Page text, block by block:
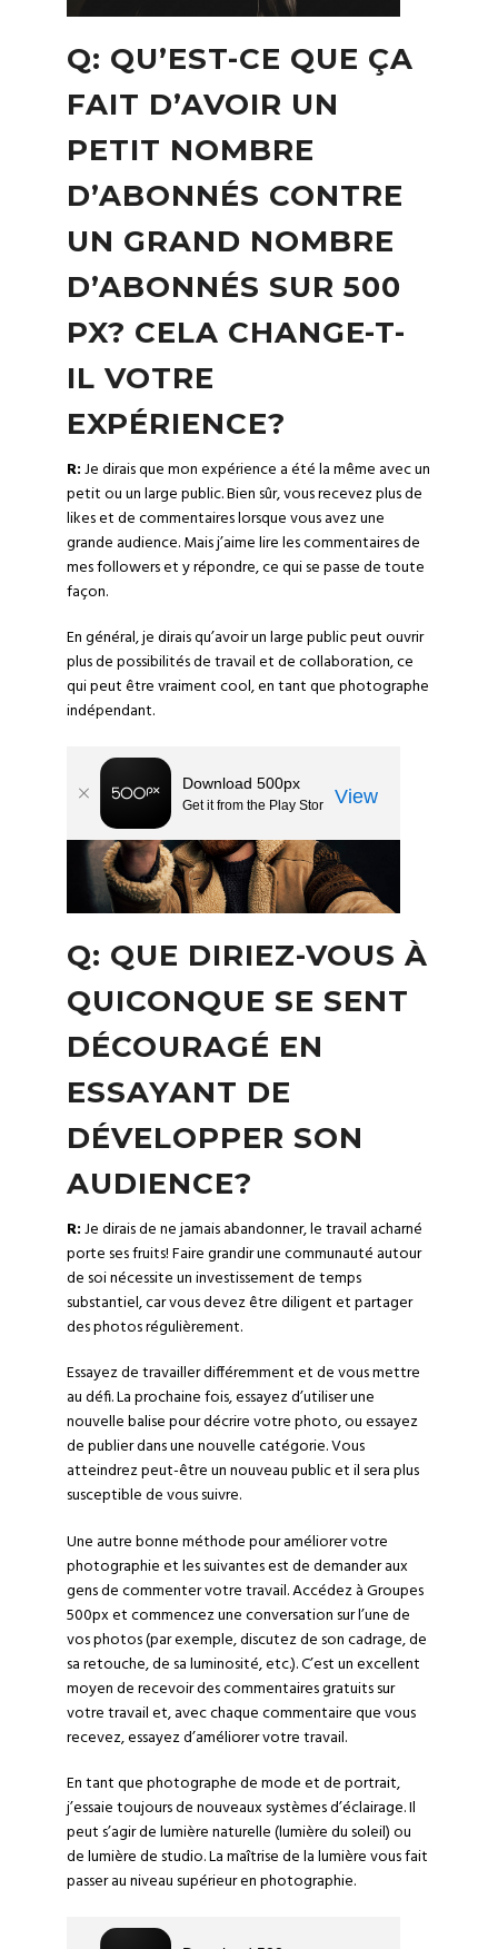
Q: QU’EST-CE QUE ÇA
FAIT D’AVOIR UN
PETIT NOMBRE
D’ABONNÉS CONTRE
UN GRAND NOMBRE
D’ABONNÉS SUR 500
PX? CELA CHANGE-T-
IL VOTRE
EXPÉRIENCE?
R:Je dirais que mon expérience a été la même avec un
petit ou un large public. Bien sûr, vous recevez plus de
likes et de commentaires lorsque vous avez une
grande audience. Mais j’aime lire les commentaires de
mes followers et y répondre, ce qui se passe de toute
façon.
En général, je dirais qu’avoir un large public peut ouvrir
plus de possibilités de travail et de collaboration, ce
qui peut être vraiment cool, en tant que photographe
indépendant.
Q: QUE DIRIEZ-VOUS À
QUICONQUE SE SENT
DÉCOURAGÉ EN
ESSAYANT DE
DÉVELOPPER SON
AUDIENCE?
R:Je dirais de ne jamais abandonner, le travail acharné
porte ses fruits! Faire grandir une communauté autour
de soi nécessite un investissement de temps
substantiel, car vous devez être diligent et partager
des photos régulièrement.
Essayez de travailler différemment et de vous mettre
au défi. La prochaine fois, essayez d’utiliser une
nouvelle balise pour décrire votre photo, ou essayez
de publier dans une nouvelle catégorie. Vous
atteindrez peut-être un nouveau public et il sera plus
susceptible de vous suivre.
Une autre bonne méthode pour améliorer votre
photographie et les suivantes est de demander aux
gens de commenter votre travail. Accédez àGroupes
500px et commencez une conversation sur l’une de
vos photos (par exemple, discutez de son cadrage, de
sa retouche, de sa luminosité, etc.). C’est un excellent
moyen de recevoir des commentaires gratuits sur
votre travail et, avec chaque commentaire que vous
recevez, essayez d’améliorer votre travail.
En tant que photographe demodeet deportrait,
j’essaie toujours de nouveaux systèmes d’éclairage. Il
peut s’agir de lumière naturelle (lumière du soleil) ou
de lumière de studio. La maîtrise de la lumière vous fait
passer au niveau supérieur en photographie.